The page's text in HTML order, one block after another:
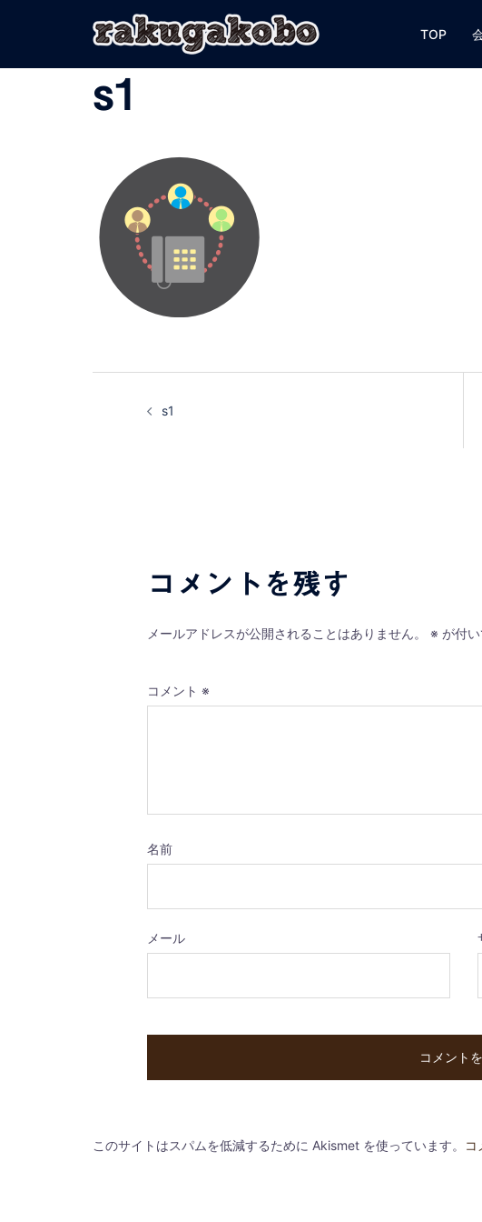
ン
TOP
s1
s1
コメントを残す
メールアドレスが公開されることはありません。 ※ が付
コメント ※
名前
メール
このサイトはスパムを低減するために Akismet を使っています。 コ